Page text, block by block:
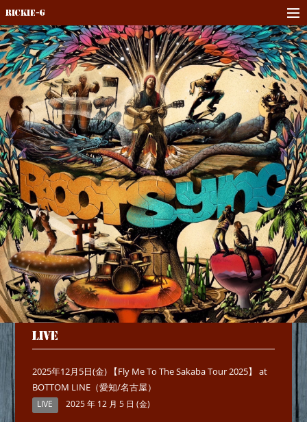
Rickie-G
LIVE
2025年12月5日(金) 【Fly Me To The Sakaba Tour 2025】 at
BOTTOM LINE（愛知/名古屋）
LIVE 2025 年 12 月 5 日 (金)